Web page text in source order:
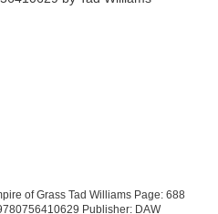
of Grass Tad Williams Page: 688
Publisher: DAW